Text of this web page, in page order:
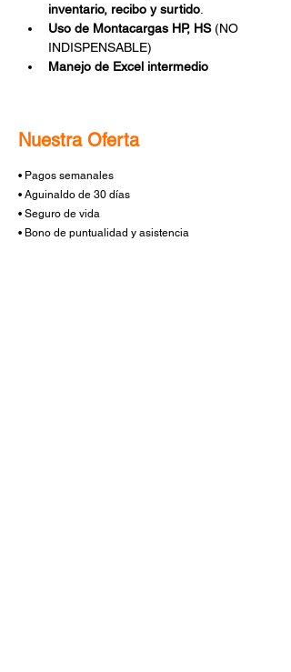
inventario, recibo y surtido
Uso de Montacargas HP, HS (NO
INDISPENSABLE)
Manejo de Excel intermedio
Nuestra Oferta
• Pagos semanales
• Aguinaldo de 30 días
• Seguro de vida
• Bono de puntualidad y asistencia